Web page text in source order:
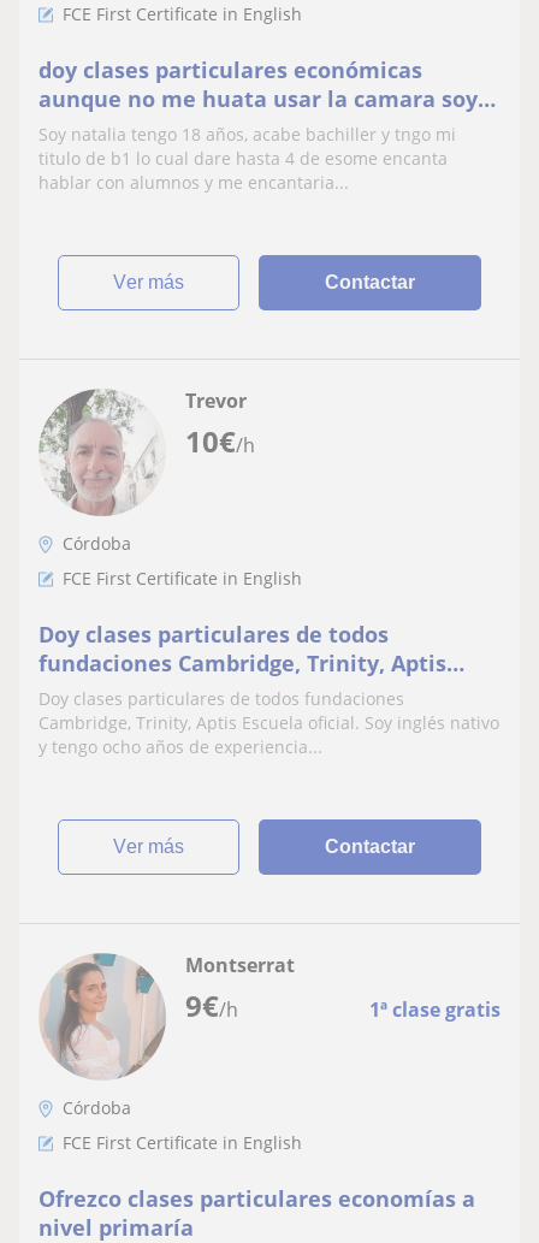
FCE First Certificate in English
doy clases particulares económicas
aunque no me huata usar la camara soy
bastante amable y empatica😊
Soy natalia tengo 18 años, acabe bachiller y tngo mi
titulo de b1 lo cual dare hasta 4 de esome encanta
hablar con alumnos y me encantaria...
ver más Contactar
10€/h
Trevor
Córdoba
FCE First Certificate in English
Doy clases particulares de todos
fundaciones Cambridge, Trinity, Aptis
Escuela oficial. Soy inglés nativo y tengo
ocho años de experiencia
Doy clases particulares de todos fundaciones
Cambridge, Trinity, Aptis Escuela oficial. Soy inglés nativo
y tengo ocho años de experiencia...
ver más Contactar
9€/h 1ª clase gratis
Montserrat
Córdoba
FCE First Certificate in English
Ofrezco clases particulares economías a
nivel primaría